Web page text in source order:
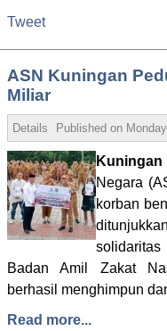
Tweet
ASN Kuningan
Miliar
Details Published on
Kuningan
Negara
korban
Badan Amil Zakat
berhasil menghimpun
Read more...